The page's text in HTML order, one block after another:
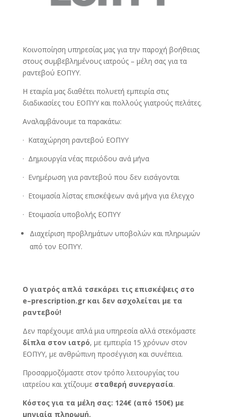
Kοινοποίηση υπηρεσίας μας για την παροχή βοήθειας
στους συμβεβλημένους ιατρούς – μέλη σας για τα
ραντεβού ΕΟΠΥΥ.
Η εταιρία μας διαθέτει πολυετή εμπειρία στις
διαδικασίες του ΕΟΠΥΥ και πολλούς γιατρούς πελάτες.
Αναλαμβάνουμε τα παρακάτω:
· Καταχώρηση ραντεβού ΕΟΠΥΥ
· Δημιουργία νέας περιόδου ανά μήνα
· Ενημέρωση για ραντεβού που δεν εισάγονται
· Ετοιμασία λίστας επισκέψεων ανά μήνα για έλεγχο
· Ετοιμασία υποβολής ΕΟΠΥΥ
Διαχείριση προβλημάτων υποβολών και πληρωμών
από τον ΕΟΠΥΥ.
Ο γιατρός απλά τσεκάρει τις επισκέψεις στο
e–prescription.grκαι δεν ασχολείται με τα
ραντεβού!
Δεν παρέχουμε απλά μια υπηρεσία αλλά στεκόμαστε
δίπλα στον ιατρό, με εμπειρία 15 χρόνων στον
ΕΟΠΥΥ, με ανθρώπινη προσέγγιση και συνέπεια.
Προσαρμοζόμαστε στον τρόπο λειτουργίας του
ιατρείου και χτίζουμε σταθερή συνεργασία.
Κόστος για τα μέλη σας: 124€ (από 150€) με
μηνιαία πληρωμή.